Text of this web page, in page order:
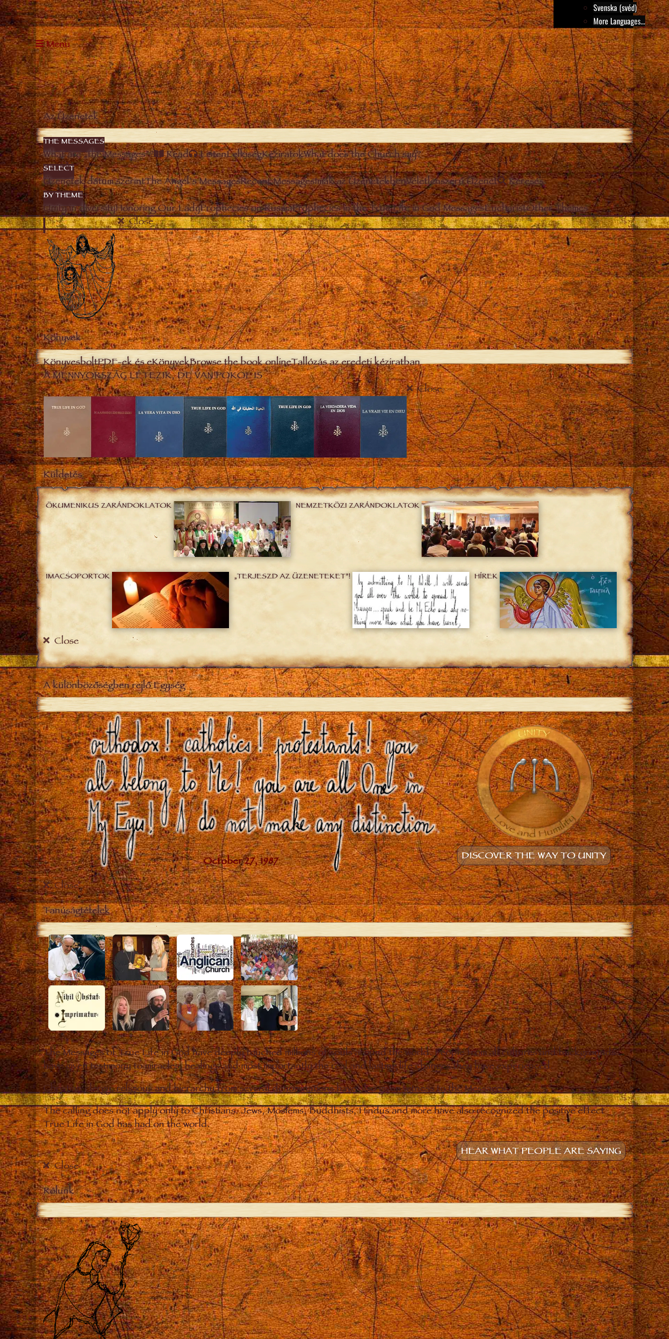
Svenska (svéd)
More Languages...
Menu
Az Üzenetek
THE MESSAGES
What are „the Messages”? Read ListenLelkiségKéziratokWhat does the Church say?
SELECT
Üzenetek dátum szerintThe Angel’s MessagesRecent MessagesImák az ÜzenetekbenVéletlenszerű Üzenet Keresés
BY THEME
Unity in diversityHonoring Our LadyProphecies on RussiaProphecies in the True Life in God MessagesEucharistOther Themes
Close
Könyvek
KönyvesboltPDF-ek és eKönyvekBrowse the book onlineTallózás az eredeti kéziratban
A MENNYORSZÁG LÉTEZIK, DE VAN POKOL IS
Close
Küldetés
ÖKUMENIKUS ZARÁNDOKLATOK NEMZETKÖZI ZARÁNDOKLATOK
IMACSOPORTOK „TERJESZD AZ ÜZENETEKET”! HÍREK
Close
A különbözőségben rejlő Egység
DISCOVER THE WAY TO UNITY
Close
Tanúságtételek
The Messages of True Life in God have deeply touched millions of souls around the world. People from all cultures and backgrounds
have given testimony to miracles, healings and most importantly the real and lasting life changes they have experienced.
Christian clergy, religious and hierarchy from several denominations have also given witness to the Messages.
The calling does not apply only to Christians. Jews, Moslems, Buddhists, Hindus and more have also recognized the positive effect
True Life in God has had on the world.
HEAR WHAT PEOPLE ARE SAYING
Close
Rólunk